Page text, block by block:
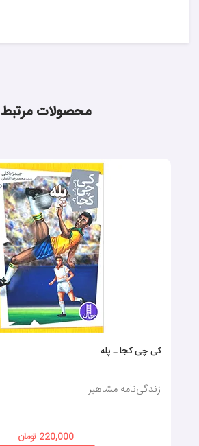
محصولات مرتبط
کی چی کجا ـ پله
زندگی‌نامه‌ مشاهیر
220,000 تومان